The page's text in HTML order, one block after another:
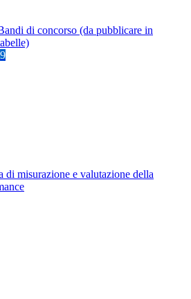
di concorso (da pubblicare in
9
di misurazione e valutazione della